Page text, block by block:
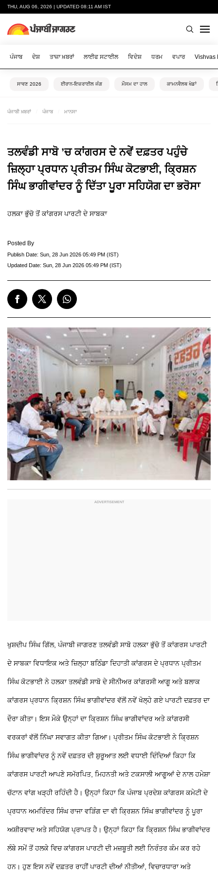
THU, AUG 06, 2026 | UPDATED 08:11 AM IST
ਪੰਜਾਬ ਦੇਸ਼ ਤਾਜ਼ਾ ਖ਼ਬਰਾਂ ਲਾਈਫ ਸਟਾਈਲ ਵਿਦੇਸ਼ ਧਰਮ ਵਪਾਰ Vishvas
ਸਾਵਣ 2026 ਈਰਾਨ-ਇਜ਼ਰਾਈਲ ਜੰਗ ਮੌਸਮ ਦਾ ਹਾਲ ਕਾਮਨਵੈਲਥ ਖੇਡਾਂ
ਪੰਜਾਬੀ ਖ਼ਬਰਾਂ ਪੰਜਾਬ ਮਾਨਸਾ
ਤਲਵੰਡੀ ਸਾਬੋ ’ਚ ਕਾਂਗਰਸ ਦੇ ਨਵੇਂ ਦਫ਼ਤਰ ਪਹੁੰਚੇ
ਜ਼ਿਲ੍ਹਾ ਪ੍ਰਧਾਨ ਪ੍ਰੀਤਮ ਸਿੰਘ ਕੋਟਭਾਈ, ਕ੍ਰਿਸ਼ਨ
ਸਿੰਘ ਭਾਗੀਵਾਂਦਰ ਨੂੰ ਦਿੱਤਾ ਪੂਰਾ ਸਹਿਯੋਗ ਦਾ ਭਰੋਸਾ
ਹਲਕਾ ਭੁੱਚੋ ਤੋਂ ਕਾਂਗਰਸ ਪਾਰਟੀ ਦੇ ਸਾਬਕਾ
Posted By
Publish Date: Sun, 28 Jun 2026 05:49 PM (IST)
Updated Date: Sun, 28 Jun 2026 05:49 PM (IST)
ਖੁਸ਼ਦੀਪ ਸਿੰਘ ਗਿੱਲ, ਪੰਜਾਬੀ ਜਾਗਰਣਤਲਵੰਡੀ ਸਾਬੋਹਲਕਾ ਭੁੱਚੋ ਤੋਂ ਕਾਂਗਰਸ ਪਾਰਟੀ
ਦੇ ਸਾਬਕਾ ਵਿਧਾਇਕ ਅਤੇ ਜ਼ਿਲ੍ਹਾ ਬਠਿੰਡਾ ਦਿਹਾਤੀ ਕਾਂਗਰਸ ਦੇ ਪ੍ਰਧਾਨ ਪ੍ਰੀਤਮ
ਸਿੰਘ ਕੋਟਭਾਈ ਨੇ ਹਲਕਾ ਤਲਵੰਡੀ ਸਾਬੋ ਦੇ ਸੀਨੀਅਰ ਕਾਂਗਰਸੀ ਆਗੂ ਅਤੇ ਬਲਾਕ
ਕਾਂਗਰਸ ਪ੍ਰਧਾਨ ਕ੍ਰਿਸ਼ਨ ਸਿੰਘ ਭਾਗੀਵਾਂਦਰ ਵੱਲੋਂ ਨਵੇਂ ਖੋਲ੍ਹੇ ਗਏ ਪਾਰਟੀ ਦਫ਼ਤਰ ਦਾ
ਦੌਰਾ ਕੀਤਾ। ਇਸ ਮੌਕੇ ਉਨ੍ਹਾਂ ਦਾ ਕ੍ਰਿਸ਼ਨ ਸਿੰਘ ਭਾਗੀਵਾਂਦਰ ਅਤੇ ਕਾਂਗਰਸੀ
ਵਰਕਰਾਂ ਵੱਲੋਂ ਨਿੱਘਾ ਸਵਾਗਤ ਕੀਤਾ ਗਿਆ। ਪ੍ਰੀਤਮ ਸਿੰਘ ਕੋਟਭਾਈ ਨੇ ਕ੍ਰਿਸ਼ਨ
ਸਿੰਘ ਭਾਗੀਵਾਂਦਰ ਨੂੰ ਨਵੇਂ ਦਫ਼ਤਰ ਦੀ ਸ਼ੁਰੂਆਤ ਲਈ ਵਧਾਈ ਦਿੰਦਿਆਂ ਕਿਹਾ ਕਿ
ਕਾਂਗਰਸ ਪਾਰਟੀ ਆਪਣੇ ਸਮੱਰਪਿਤ, ਮਿਹਨਤੀ ਅਤੇ ਟਕਸਾਲੀ ਆਗੂਆਂ ਦੇ ਨਾਲ ਹਮੇਸ਼ਾ
ਚੱਟਾਨ ਵਾਂਗ ਖੜ੍ਹੀ ਰਹਿੰਦੀ ਹੈ। ਉਨ੍ਹਾਂ ਕਿਹਾ ਕਿ ਪੰਜਾਬ ਪ੍ਰਦੇਸ਼ ਕਾਂਗਰਸ ਕਮੇਟੀ ਦੇ
ਪ੍ਰਧਾਨ ਅਮਰਿੰਦਰ ਸਿੰਘ ਰਾਜਾ ਵੜਿੰਗ ਦਾ ਵੀ ਕ੍ਰਿਸ਼ਨ ਸਿੰਘ ਭਾਗੀਵਾਂਦਰ ਨੂੰ ਪੂਰਾ
ਅਸ਼ੀਰਵਾਦ ਅਤੇ ਸਹਿਯੋਗ ਪ੍ਰਾਪਤ ਹੈ। ਉਨ੍ਹਾਂ ਕਿਹਾ ਕਿ ਕ੍ਰਿਸ਼ਨ ਸਿੰਘ ਭਾਗੀਵਾਂਦਰ
ਲੰਬੇ ਸਮੇਂ ਤੋਂ ਹਲਕੇ ਵਿਚ ਕਾਂਗਰਸ ਪਾਰਟੀ ਦੀ ਮਜ਼ਬੂਤੀ ਲਈ ਨਿਰੰਤਰ ਕੰਮ ਕਰ ਰਹੇ
ਹਨ। ਹੁਣ ਇਸ ਨਵੇਂ ਦਫ਼ਤਰ ਰਾਹੀਂ ਪਾਰਟੀ ਦੀਆਂ ਨੀਤੀਆਂ, ਵਿਚਾਰਧਾਰਾ ਅਤੇ